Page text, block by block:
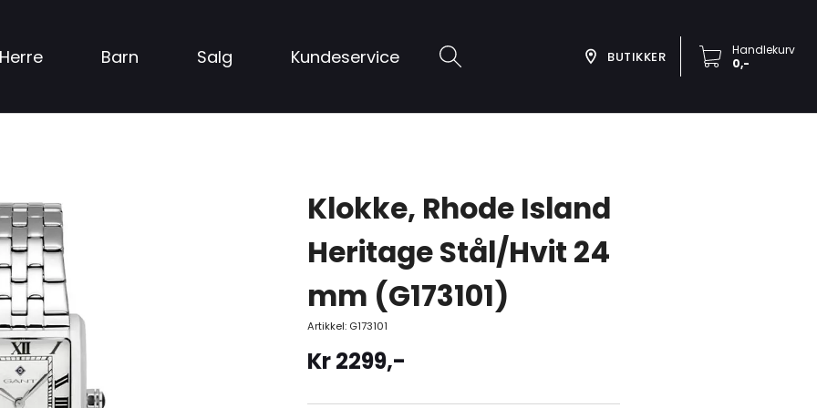
Barn Salg Kundeservice BUTIKKER
Handlekurv
0,-
Klokke, Rhode Island
Heritage Stål/Hvit 24
mm (G173101)
Artikkel: G173101
Kr2299,-